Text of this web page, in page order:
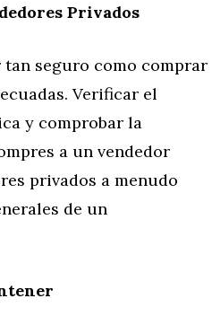
Privados
tan seguro como comprar
Verificar el
y comprobar la
a un vendedor
privados a menudo
de un